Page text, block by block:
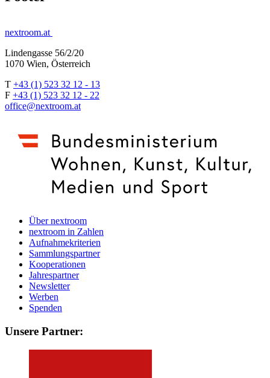
nextroom.at
Lindengasse 56/2/20
1070 Wien, Österreich
T +43 (1) 523 32 12 - 13
F +43 (1) 523 32 12 - 22
office@nextroom.at
Über nextroom
nextroom in Zahlen
Aufnahmekriterien
Sammlungspartner
Kooperationen
Jahrespartner
Newsletter
Werben
Spenden
Unsere Partner: